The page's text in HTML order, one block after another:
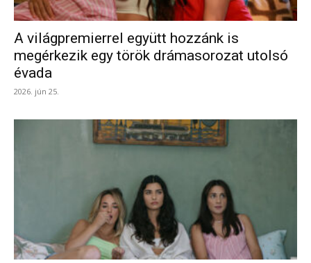
A világpremierrel együtt hozzánk is
megérkezik egy török drámasorozat utolsó
évada
2026. jún 25.